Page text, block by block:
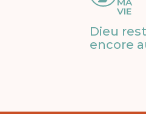
VIE
Dieu
encore